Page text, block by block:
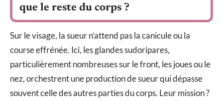
que le reste du corps ?
Sur le visage, la sueur n’attend pas la canicule ou la
course effrénée. Ici, les glandes sudoripares,
particulièrement nombreuses sur le front, les joues ou le
nez, orchestrent une production de sueur qui dépasse
souvent celle des autres parties du corps. Leur mission ?